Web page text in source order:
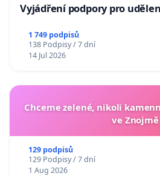
Vyjádření podpory pro
1 749 podpisů
138 Podpisy / 7 dní
14 Jul 2026
Chceme zelené, nikoli
ve Znojmě
129 podpisů
129 Podpisy / 7 dní
1 Aug 2026